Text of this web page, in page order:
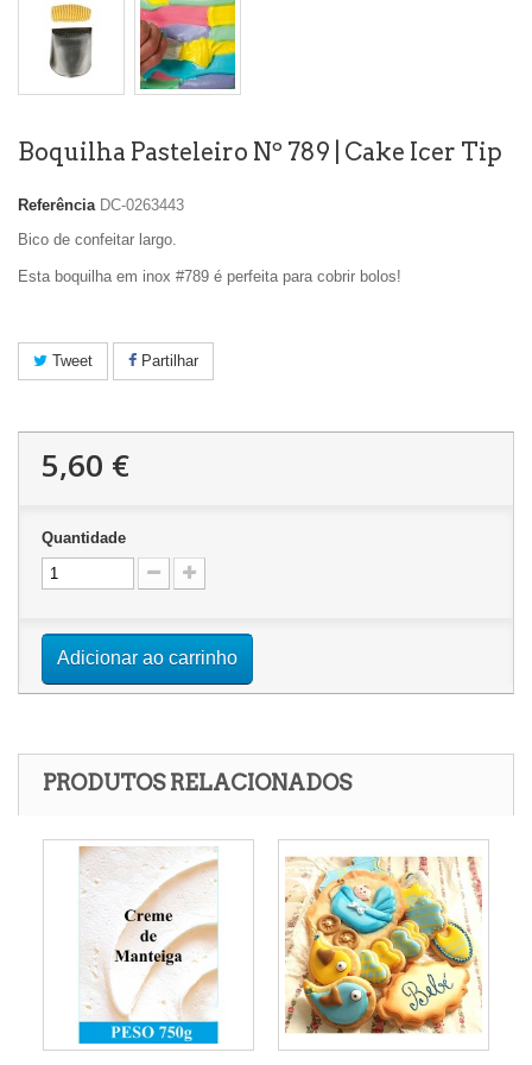
Boquilha Pasteleiro Nº 789 | Cake Icer Tip
Referência DC-0263443
Bico de confeitar largo.
Esta boquilha em inox #789 é perfeita para cobrir bolos!
Tweet Partilhar
5,60 €
Quantidade
Adicionar ao carrinho
PRODUTOS RELACIONADOS